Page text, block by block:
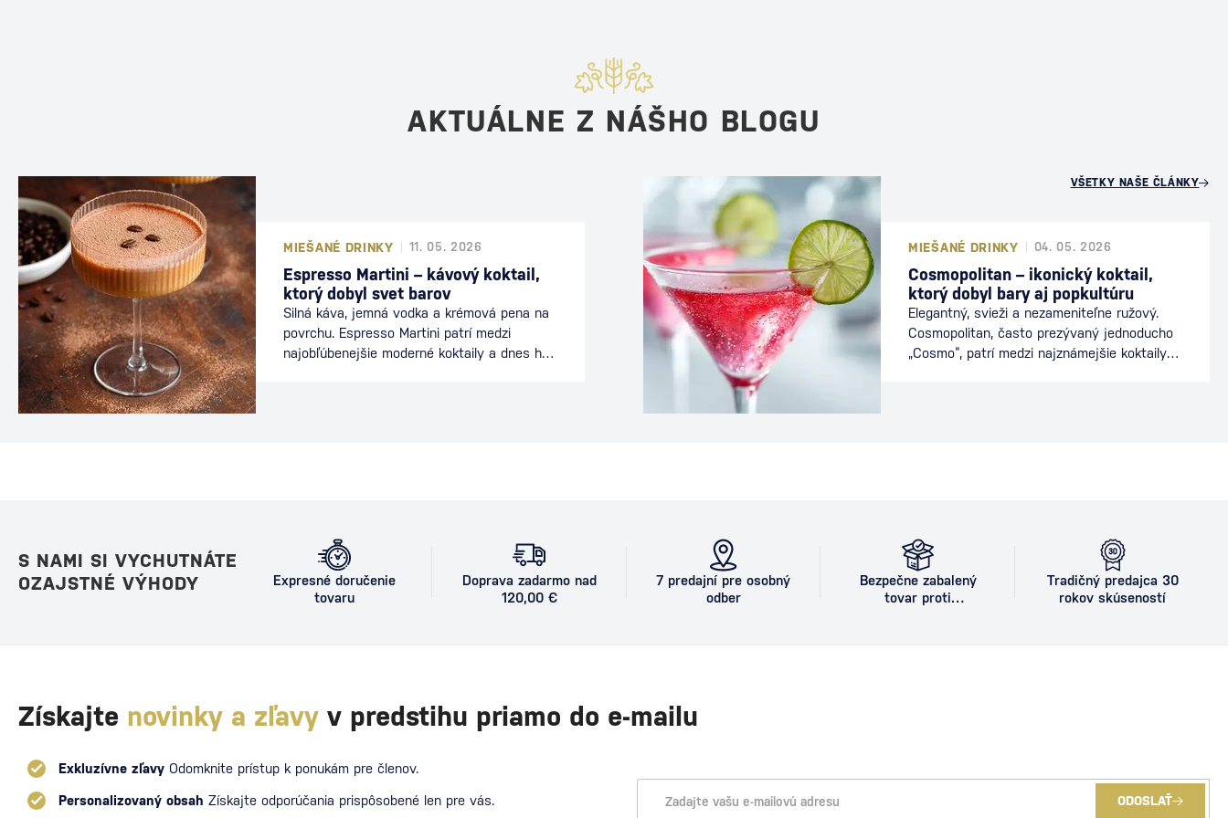
AKTUÁLNE Z NÁŠHO BLOGU
MIEŠANÉ DRINKY 11. 05. 2026
Espresso Martini – kávový koktail,
ktorý dobyl svet barov
Silná káva, jemná vodka a krémová pena na
povrchu. Espresso Martini patrí medzi
najobľúbenejšie moderné koktaily a dnes ho
MIEŠANÉ DRINKY 04. 05. 2026
Cosmopolitan – ikonický koktail,
ktorý dobyl bary aj popkultúru
Elegantný, svieži a nezameniteľne ružový.
Cosmopolitan, často prezývaný jednoducho
„Cosmo“, patrí medzi najznámejšie koktaily
VŠETKY NAŠE ČLÁNKY
S NAMI SI VYCHUTNÁTE
OZAJSTNÉ VÝHODY
Expresné doručenie
tovaru
Doprava zadarmo nad
120,00 €
7 predajní pre osobný
odber
Bezpečne zabalený
tovar proti
Tradičný predajca 30
rokov skúseností
Získajte novinky a zľavy v predstihu priamo do e-mailu
Exkluzívne zľavy Odomknite prístup k ponukám pre členov.
Personalizovaný obsah Získajte odporúčania prispôsobené len pre vás. ODOSLAŤ